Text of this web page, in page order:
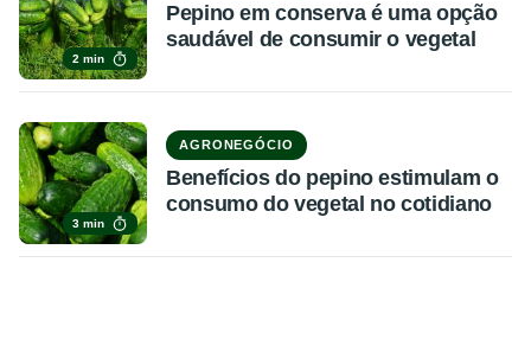
2 min
Pepino em conserva é uma opção
saudável de consumir o vegetal
3 min
AGRONEGÓCIO
Benefícios do pepino estimulam o
consumo do vegetal no cotidiano